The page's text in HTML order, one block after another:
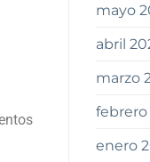
mayo
abril
marzo
febrero
enero